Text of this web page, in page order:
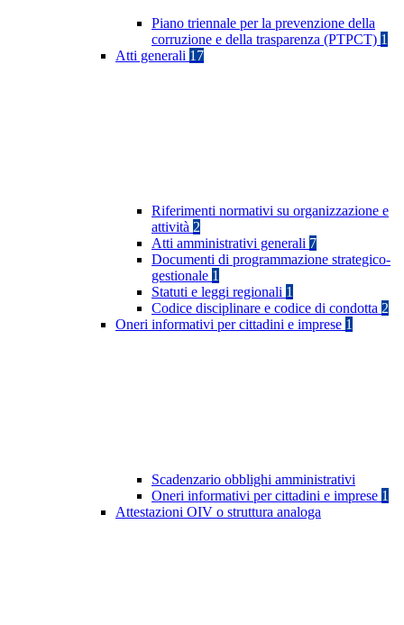
Piano triennale per la prevenzione della
corruzione e della trasparenza (PTPCT) 1
Atti generali 17
Riferimenti normativi su organizzazione e
attività 2
Atti amministrativi generali 7
Documenti di programmazione strategico-
gestionale 1
Statuti e leggi regionali 1
Codice disciplinare e codice di condotta 2
Oneri informativi per cittadini e imprese 1
Scadenzario obblighi amministrativi
Oneri informativi per cittadini e imprese 1
Attestazioni OIV o struttura analoga